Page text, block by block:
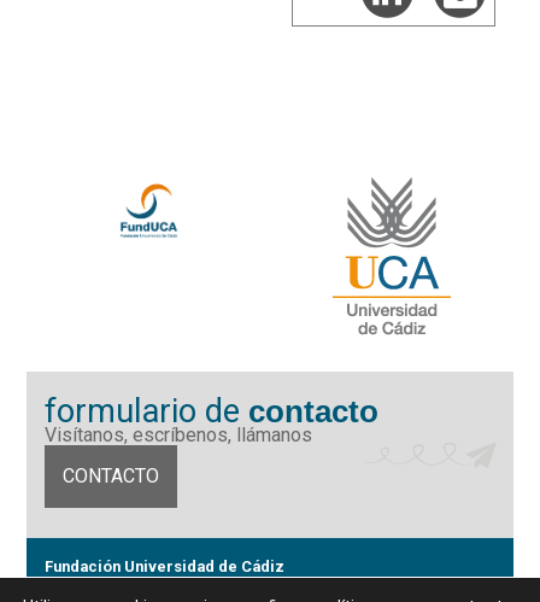
formulario de contacto
Visítanos, escríbenos, llámanos
CONTACTO
Fundación Universidad de Cádiz